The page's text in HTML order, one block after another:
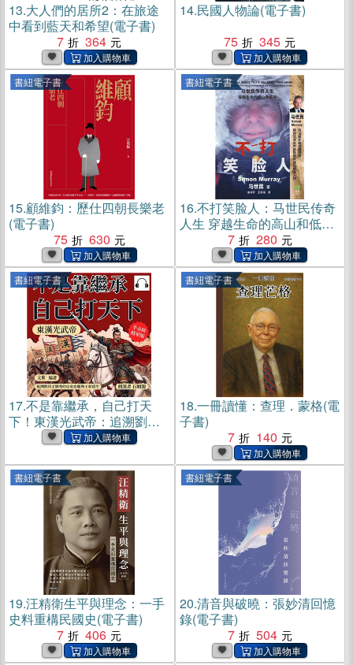
13.大人們的居所2：在旅途
中看到藍天和希望(電子書)
7
364
14.民國人物論(電子書)
75
345
書紐電子書
15.顧維鈞：歷仕四朝長樂老
(電子書)
75
630
書紐電子書
16.不打笑脸人：马世民传奇
人生 穿越生命的高山和低谷
7 280
書紐電子書
17.不是靠繼承，自己打天
下！東漢光武帝：追溯劉邦
至劉秀的宗室血脈與王朝重
書紐電子書
18.一冊讀懂：查理．蒙格(電
子書)
7
140
書紐電子書
19.汪精衛生平與理念：一手
史料重構民國史(電子書)
7
406
書紐電子書
20.清音與破曉：張妙清回憶
錄(電子書)
7
504